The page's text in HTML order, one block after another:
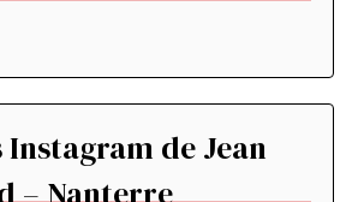
Instagram de Jean